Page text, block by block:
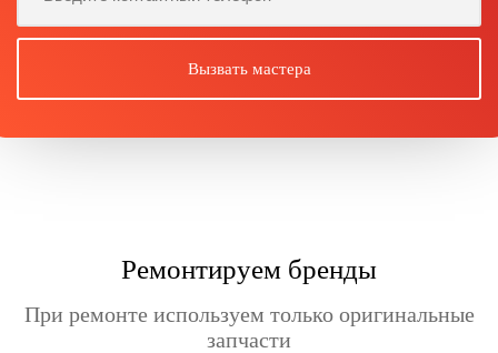
Ремонтируем бренды
При ремонте используем только оригинальные
запчасти